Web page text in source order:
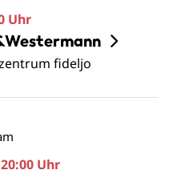
Uhr
fideljo
20:00 Uhr